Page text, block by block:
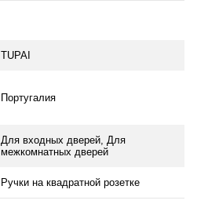
TUPAI
Португалия
Для входных дверей, Для
межкомнатных дверей
Ручки на квадратной розетке